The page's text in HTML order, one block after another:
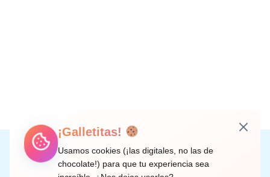
Instagram
Facebook
X LinkedIn
Correo electrónico
¡Galletitas!
Usamos cookies (¡las digitales, no las de
chocolate!) para que tu experiencia sea